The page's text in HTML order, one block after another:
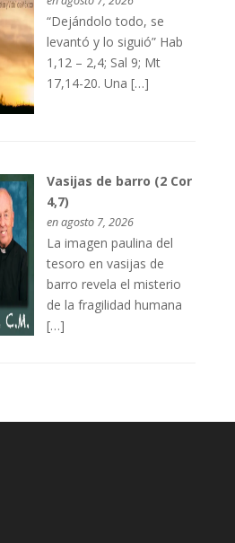
“Dejándolo todo, se
levantó y lo siguió” Hab
1,12 – 2,4; Sal 9; Mt
17,14-20. Una […]
Vasijas de barro (2 Cor
4,7)
en agosto 7, 2026
La imagen paulina del
tesoro en vasijas de
barro revela el misterio
de la fragilidad humana
[…]